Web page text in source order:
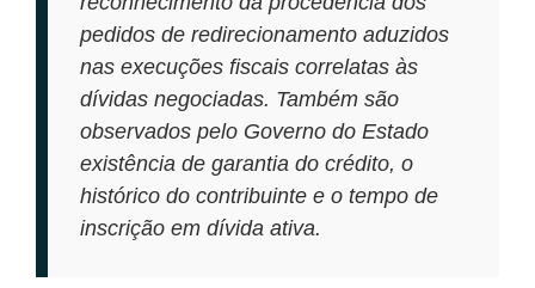
pedidos de redirecionamento aduzidos
nas execuções fiscais correlatas às
dívidas negociadas. Também são
observados pelo Governo do Estado
existência de garantia do crédito, o
histórico do contribuinte e o tempo de
inscrição em dívida ativa.